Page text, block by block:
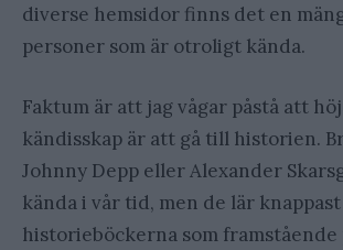
diverse hemsidor finns det en
personer som är otroligt kända.
Faktum är att jag vågar påstå att
kändisskap är att gå till historien.
Johnny Depp eller Alexander
kända i vår tid, men de lär
historieböckerna som framstående